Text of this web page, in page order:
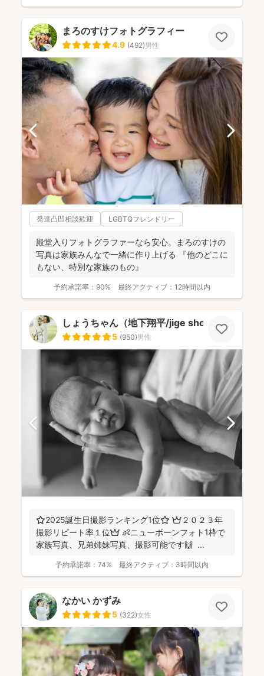
まろのすけフォトグラフィー
4.9 (492)男性
発達凸凹相談歓迎 LGBTQフレンドリー
殿堂入りフォトグラファーなら安心。まろのすけの
写真は家族みんなで一緒に作り上げる 『他のどこに
もない、特別な家族のもの』
予約承諾率： 90% 最終アクティブ： 12時間以内
しょうちゃん（地下翔平/jige shohe）
5 (950)男性
⭐️2025誕生日撮影ランキング1位⭐️ 👑２０２３年
撮影リピート率１位👑 👶ニューボーンフォト1枠で
家族写真、兄弟姉妹写真、撮影可能です🙌 ...
予約承諾率： 74% 最終アクティブ： 3時間以内
なかい かずみ
5 (322)女性